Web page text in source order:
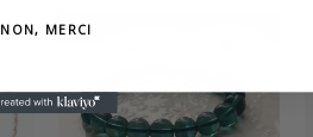
NON, MERCI